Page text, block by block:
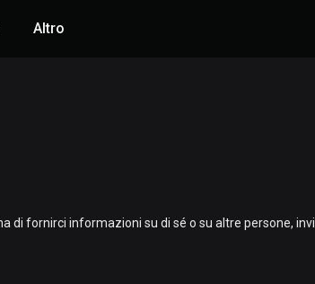
Altro
di fornirci informazioni su di sé o su altre persone,